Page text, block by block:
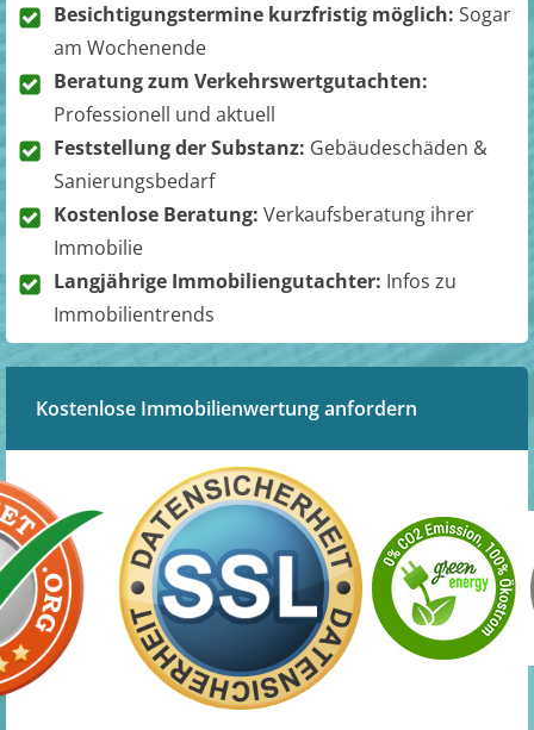
Besichtigungstermine kurzfristig möglich: Sogar
am Wochenende
Beratung zum Verkehrswertgutachten:
Professionell und aktuell
Feststellung der Substanz: Gebäudeschäden &
Sanierungsbedarf
Kostenlose Beratung: Verkaufsberatung ihrer
Immobilie
Langjährige Immobiliengutachter: Infos zu
Immobilientrends
Kostenlose Immobilienwertung anfordern